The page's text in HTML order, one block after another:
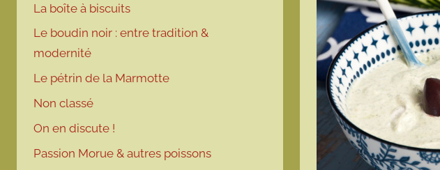
La boîte à biscuits
Le boudin noir : entre tradition &
modernité
Le pétrin de la Marmotte
Non classé
On en discute !
Passion Morue & autres poissons